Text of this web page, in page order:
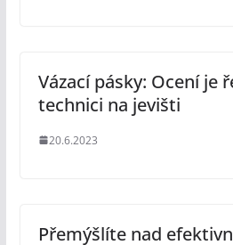
Vázací pásky: Ocení je
technici na jevišti
20.6.2023
Přemýšlíte nad